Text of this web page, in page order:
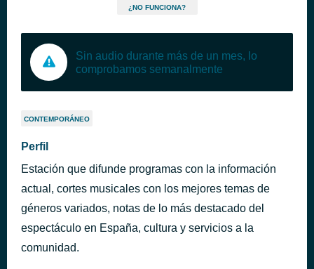
¿NO FUNCIONA?
Sin audio durante más de un mes, lo
comprobamos semanalmente
CONTEMPORÁNEO
Perfil
Estación que difunde programas con la información
actual, cortes musicales con los mejores temas de
géneros variados, notas de lo más destacado del
espectáculo en España, cultura y servicios a la
comunidad.